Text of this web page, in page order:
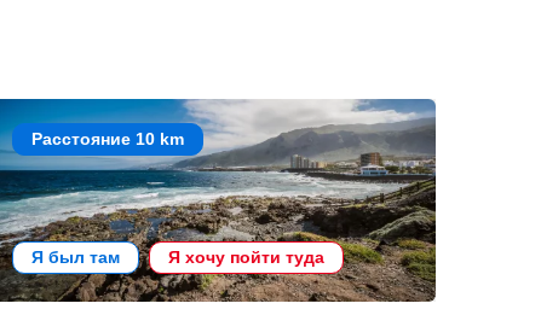
Расстояние 10 km
Я был там Я хочу пойти туда